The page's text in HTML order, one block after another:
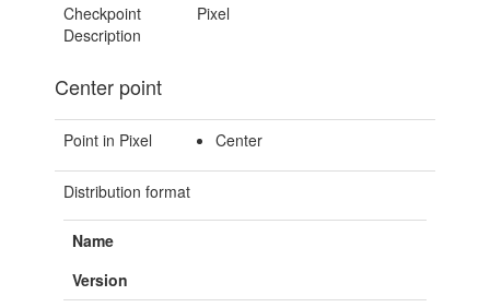
Checkpoint
Description
Pixel
Center point
Point in Pixel Center
Distribution format
Name
Version